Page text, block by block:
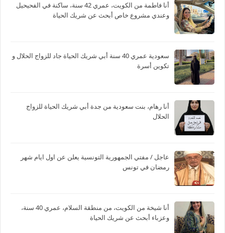
أنا فاطمة من الكويت، عمري 42 سنة، ساكنة في الفحيحيل
وعندي مشروع خاص أبحث عن شريك الحياة
سعودية عمري 40 سنة أبي شريك الحياة جاد للزواج الحلال و
تكوين أسرة
أنا رهام، بنت سعودية من جدة أبي شريك الحياة للزواج
الحلال
عاجل / مفتي الجمهورية التونسية يعلن عن اول ايام شهر
رمضان في تونس
أنا شيخة من الكويت، من منطقة السلام، عمري 40 سنة،
وعزباء أبحث عن شريك الحياة